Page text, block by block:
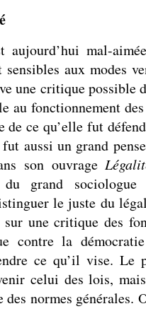
mal-
aux modes
une critique possible
au fonctionnement
ce qu’elle fut
aussi un grand
son ouvrage
grand sociologue
le juste du
une critique des
contre la
ce qu’il vise. Le
celui des lois,
des normes générales.